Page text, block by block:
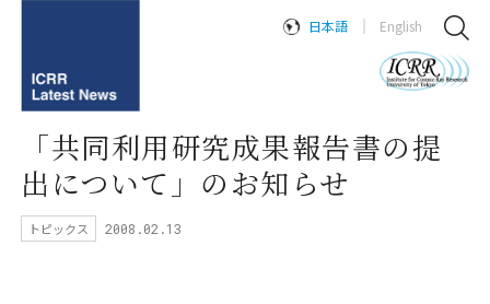
日本語 English
「共同利用研究成果報告書の提
出について」のお知らせ
トピックス 2008.02.13